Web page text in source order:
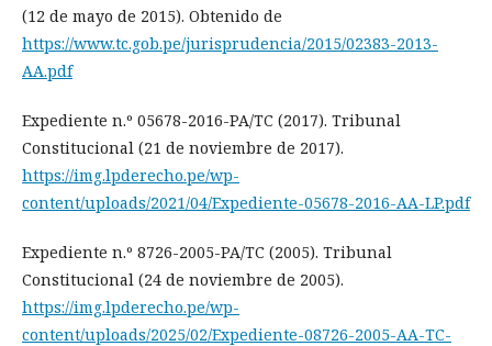
(12 de mayo de 2015). Obtenido de
https://www.tc.gob.pe/jurisprudencia/2015/02383-2013-
AA.pdf
Expediente n.º 05678-2016-PA/TC (2017). Tribunal
Constitucional (21 de noviembre de 2017).
https://img.lpderecho.pe/wp-
content/uploads/2021/04/Expediente-05678-2016-AA-LP.pdf
Expediente n.º 8726-2005-PA/TC (2005). Tribunal
Constitucional (24 de noviembre de 2005).
https://img.lpderecho.pe/wp-
content/uploads/2025/02/Expediente-08726-2005-AA-TC-